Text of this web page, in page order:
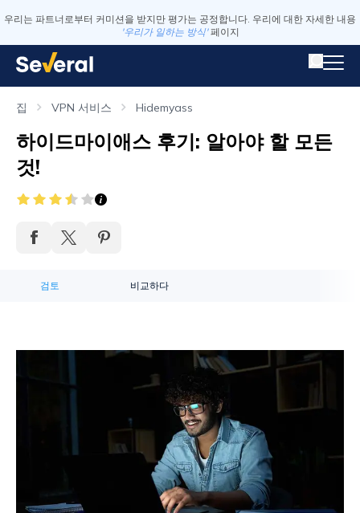
우리는 파트너로부터 커미션을 받지만 평가는 공정합니다. 우리에 대한 자세한 내용
'우리가 일하는 방식' 페이지
집 VPN 서비스 Hidemyass
하이드마이애스 후기: 알아야 할 모든
것!
검토 비교하다